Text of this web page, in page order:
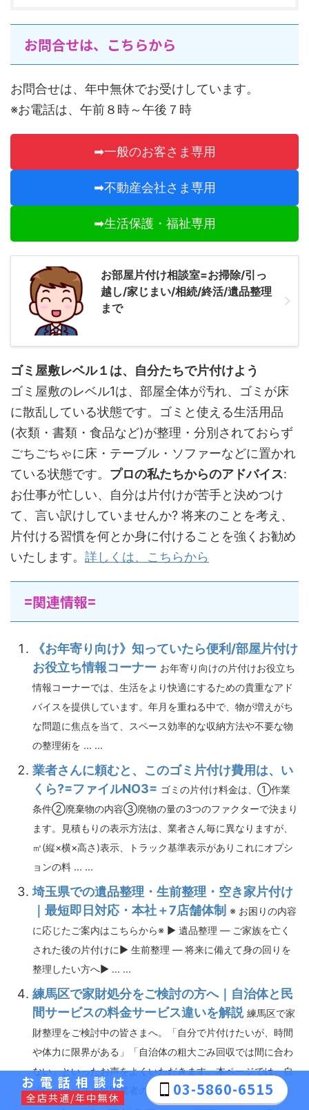
お問合せは、こちらから
お問合せは、年中無休でお受けしています。
※お電話は、午前８時～午後７時
➡一般のお客さま専用
➡不動産会社さま専用
➡生活保護・福祉専用
お部屋片付け相談室=お掃除/引っ
越し/家じまい/相続/終活/遺品整理
まで
ゴミ屋敷レベル１は、自分たちで片付けよう
ゴミ屋敷のレベル1は、部屋全体が汚れ、ゴミが床
に散乱している状態です。ゴミと使える生活用品
(衣類・書類・食品など)が整理・分別されておらず
ごちごちゃに床・テーブル・ソファーなどに置かれ
ている状態です。 プロの私たちからのアドバイス:
お仕事が忙しい、自分は片付けが苦手と決めつけ
て、言い訳けしていませんか? 将来のことを考え、
片付ける習慣を何とか身に付けることを強くお勧め
いたします。 詳しくは、こちらから
=関連情報=
《お年寄り向け》知っていたら便利/部屋片付け
お役立ち情報コーナー お年寄り向けの片付けお役立ち
情報コーナーでは、生活をより快適にするための貴重なアド
バイスを提供しています。年月を重ねる中で、物が増えがち
な問題に焦点を当て、スペース効率的な収納方法や不要な物
の整理術を ... ...
業者さんに頼むと、このゴミ片付け費用は、い
くら?=ファイルNO3= ゴミの片付け料金は、①作業
条件②廃棄物の内容③廃物の量の3つのファクターで決まり
ます。見積もりの表示方法は、業者さん毎に異なりますが、
㎥(縦×横×高さ)表示、トラック基準表示がありこれにオプシ
ョンの料 ... ...
埼玉県での遺品整理・生前整理・空き家片付け
｜最短即日対応・本社＋7店舗体制 ※ お困りの内容
に応じたご案内はこちらから※ ▶︎ 遺品整理 — ご家族を亡く
された後の片付けに▶︎ 生前整理 — 将来に備えて身の回りを
整理したい方へ▶︎ ... ...
練馬区で家財処分をご検討の方へ｜自治体と民
間サービスの料金サービス違いを解説 練馬区で家
財整理をご検討中の皆さまへ。「自分で片付けたいが、時間
や体力に限界がある」「自治体の粗大ごみ回収では間に合わ
ない」といったお声をよくいただきます。本ページでは、自
治体サービスと民間業者の違い ... ...
お電話相談は
全店共通/年中無休 03-5860-6515